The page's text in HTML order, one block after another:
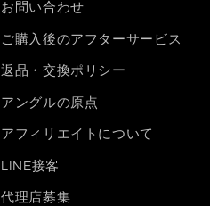
お問い合わせ
ご購入後のアフターサービス
返品・交換ポリシー
アングルの原点
アフィリエイトについて
LINE接客
代理店募集